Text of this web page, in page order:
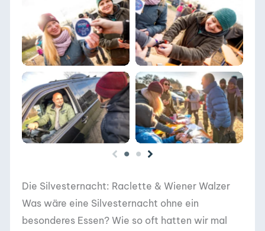
DACHZELT
SILVESTER CAMP
2019/ 2020
DACHZELT
SILVESTER CAMP
2019/ 2020
DACHZELT
SILVESTER CAMP
2019/ 2020
DACHZELT
SILVESTER CAMP
2019/ 2020
Die Silvesternacht: Raclette & Wiener Walzer
Was wäre eine Silvesternacht ohne ein
besonderes Essen? Wie so oft hatten wir mal